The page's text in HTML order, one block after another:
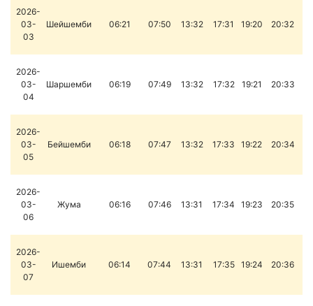
2026-
03-
03
Шейшемби 06:21 07:50 13:32 17:31 19:20 20:32
2026-
03-
04
Шаршемби 06:19 07:49 13:32 17:32 19:21 20:33
2026-
03-
05
Бейшемби 06:18 07:47 13:32 17:33 19:22 20:34
2026-
03-
06
Жума 06:16 07:46 13:31 17:34 19:23 20:35
2026-
03-
07
Ишемби 06:14 07:44 13:31 17:35 19:24 20:36